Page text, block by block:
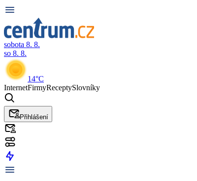
sobota 8. 8.
so 8. 8.
14°C
InternetFirmyReceptySlovníky
Přihlášení